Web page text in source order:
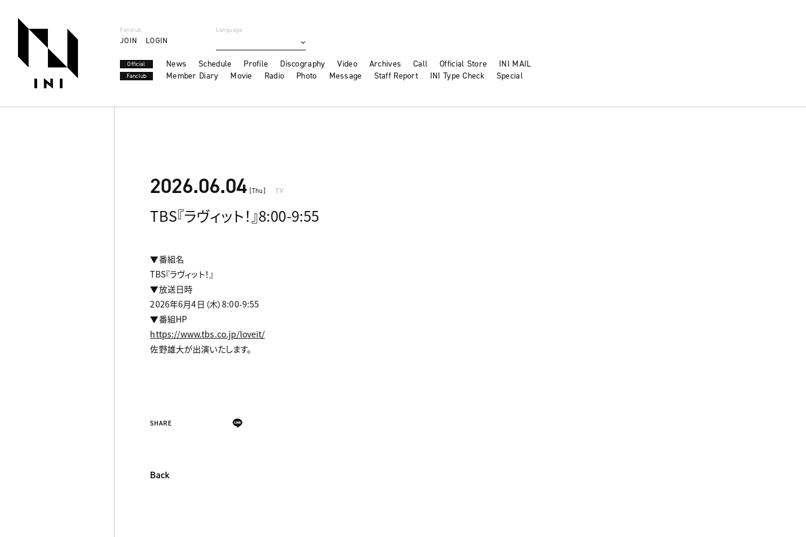
Fanclub
JOIN LOGIN
Language
Official News Schedule Profile Discography Video Archives Call Official Store INI MAIL
Fanclub Member Diary Movie Radio Photo Message Staff Report INI Type Check Special
2026.06.04 [Thu] TV
TBS『ラヴィット！』8:00-9:55
▼番組名
TBS『ラヴィット！』
▼放送日時
2026年6月4日（木）8:00-9:55
▼番組HP
https://www.tbs.co.jp/loveit/
佐野雄大が出演いたします。
SHARE
Back